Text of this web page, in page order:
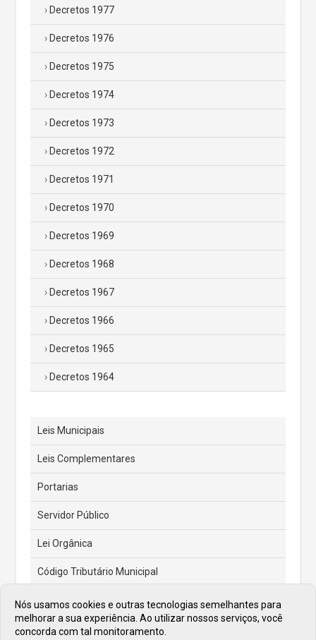
Decretos 1977
Decretos 1976
Decretos 1975
Decretos 1974
Decretos 1973
Decretos 1972
Decretos 1971
Decretos 1970
Decretos 1969
Decretos 1968
Decretos 1967
Decretos 1966
Decretos 1965
Decretos 1964
Leis Municipais
Leis Complementares
Portarias
Servidor Público
Lei Orgânica
Código Tributário Municipal
Feriados e Pontos Facultativos
Atas de Posse dos Prefeitos
Nós usamos cookies e outras tecnologias semelhantes para
melhorar a sua experiência. Ao utilizar nossos serviços, você
concorda com tal monitoramento.